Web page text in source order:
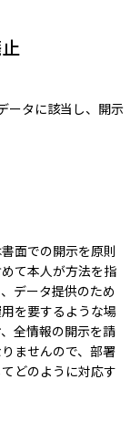
ータに該当し、開示
面での開示を原則
て本人が方法を指
データ提供のため
を要するような場
全情報の開示を請
ませんので、部署
どのように対応す